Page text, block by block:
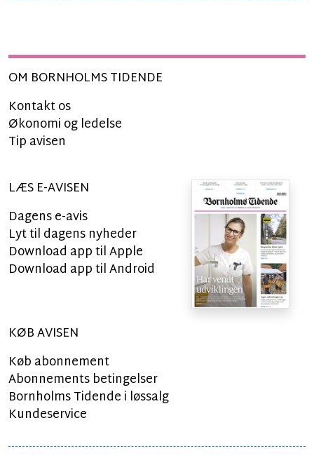
OM BORNHOLMS TIDENDE
Kontakt os
Økonomi og ledelse
Tip avisen
LÆS E-AVISEN
Dagens e-avis
Lyt til dagens nyheder
Download app til Apple
Download app til Android
KØB AVISEN
Køb abonnement
Abonnements betingelser
Bornholms Tidende i løssalg
Kundeservice